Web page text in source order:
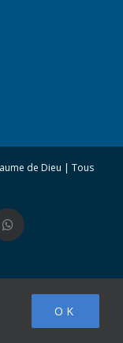
de Dieu | Tous
Whatsapp
OK